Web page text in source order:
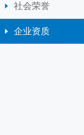
社会荣誉
企业资质